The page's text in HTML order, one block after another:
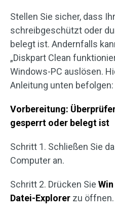
Stellen Sie sicher, dass
schreibgeschützt oder
belegt ist. Andernfalls
„Diskpart Clean
Windows-PC auslösen.
Anleitung unten befolgen:
Vorbereitung:
gesperrt oder belegt ist
Schritt 1. Schließen Sie
Computer an.
Schritt 2. Drücken Sie Win
Datei-Explorer zu öffnen.